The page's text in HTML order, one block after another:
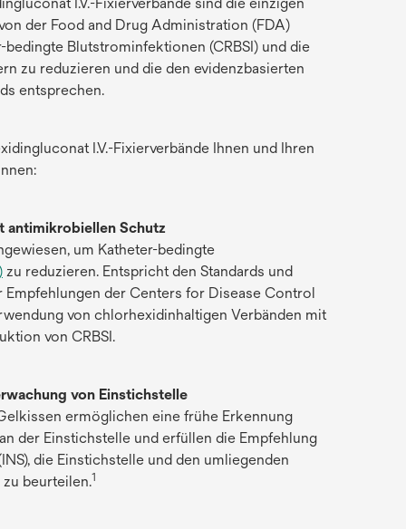
der Food and Drug Administration (FDA)
bedingte Blutstrominfektionen (CRBSI) und die
zu reduzieren und die den evidenzbasierten
entsprechen.
I.V.-Fixierverbände Ihnen und Ihren
Schutz
um Katheter-bedingte
zu reduzieren. Entspricht den Standards und
der Centers for Disease Control
von chlorhexidinhaltigen Verbänden mit
von CRBSI.
von Einstichstelle
ermöglichen eine frühe Erkennung
der Einstichstelle und erfüllen die Empfehlung
die Einstichstelle und den umliegenden
beurteilen.1